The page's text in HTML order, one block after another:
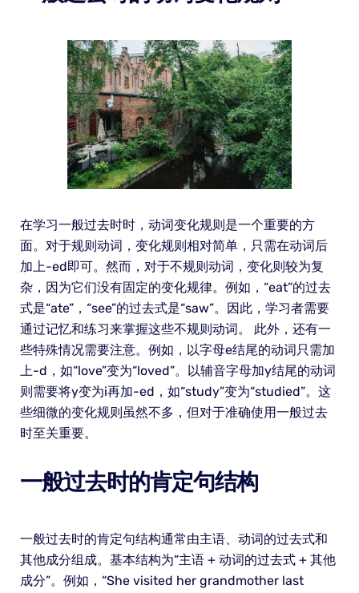
在学习一般过去时时，动词变化规则是一个重要的方
面。对于规则动词，变化规则相对简单，只需在动词后
加上-ed即可。然而，对于不规则动词，变化则较为复
杂，因为它们没有固定的变化规律。例如，“eat”的过去
式是“ate”，“see”的过去式是“saw”。因此，学习者需要
通过记忆和练习来掌握这些不规则动词。 此外，还有一
些特殊情况需要注意。例如，以字母e结尾的动词只需加
上-d，如“love”变为“loved”。以辅音字母加y结尾的动词
则需要将y变为i再加-ed，如“study”变为“studied”。这
些细微的变化规则虽然不多，但对于准确使用一般过去
时至关重要。
一般过去时的肯定句结构
一般过去时的肯定句结构通常由主语、动词的过去式和
其他成分组成。基本结构为“主语 + 动词的过去式 + 其他
成分”。例如，“She visited her grandmother last